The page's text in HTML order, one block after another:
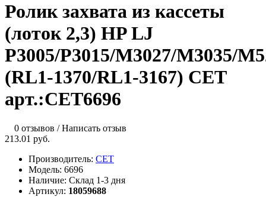
Ролик захвата из кассеты
(лоток 2,3) HP LJ
P3005/P3015/M3027/M3035/
(RL1-1370/RL1-3167) CET
арт.:CET6696
0 отзывов /Написать отзыв
213.01 руб.
Производитель: CET
Модель: 6696
Наличие: Склад 1-3 дня
Артикул: 18059688